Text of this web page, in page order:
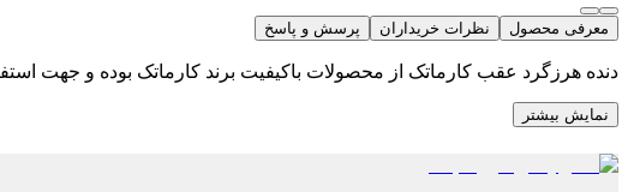
معرفی محصول نظرات خریداران پرسش و پاسخ
دنده هرزگرد عقب کارماتک از محصولات باکیفیت برند کارماتک بوده و جهت
نمایش بیشتر